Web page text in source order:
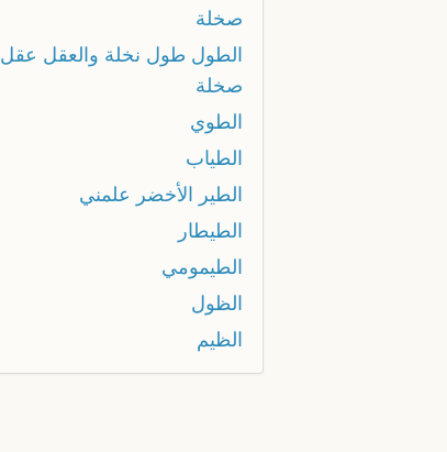
صخلة
الطول طول نخلة والعقل عقل
صخلة
الطوي
الطياب
الطير الأخضر علمني
الطيطار
الطيمومي
الظول
الظيم